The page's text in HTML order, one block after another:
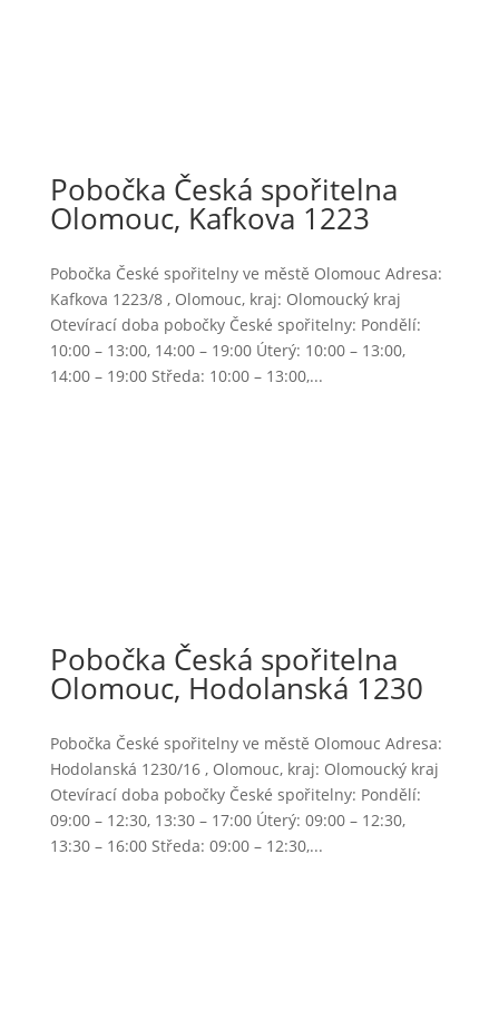
Pobočka Česká spořitelna
Olomouc, Kafkova 1223
Pobočka České spořitelny ve městě Olomouc Adresa:
Kafkova 1223/8 , Olomouc, kraj: Olomoucký kraj
Otevírací doba pobočky České spořitelny: Pondělí:
10:00 – 13:00, 14:00 – 19:00 Úterý: 10:00 – 13:00,
14:00 – 19:00 Středa: 10:00 – 13:00,...
Pobočka Česká spořitelna
Olomouc, Hodolanská 1230
Pobočka České spořitelny ve městě Olomouc Adresa:
Hodolanská 1230/16 , Olomouc, kraj: Olomoucký kraj
Otevírací doba pobočky České spořitelny: Pondělí:
09:00 – 12:30, 13:30 – 17:00 Úterý: 09:00 – 12:30,
13:30 – 16:00 Středa: 09:00 – 12:30,...